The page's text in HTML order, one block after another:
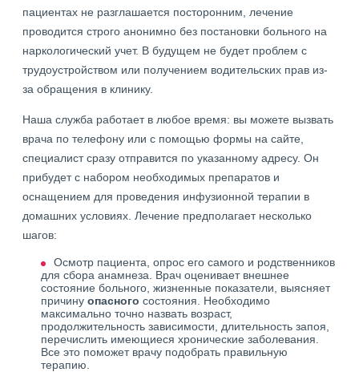
пациентах не разглашается посторонним, лечение
проводится строго анонимно без постановки больного на
наркологический учет. В будущем не будет проблем с
трудоустройством или получением водительских прав из-
за обращения в клинику.
Наша служба работает в любое время: вы можете вызвать
врача по телефону или с помощью формы на сайте,
специалист сразу отправится по указанному адресу. Он
прибудет с набором необходимых препаратов и
оснащением для проведения инфузионной терапии в
домашних условиях. Лечение предполагает несколько
шагов:
Осмотр пациента, опрос его самого и родственников
для сбора анамнеза. Врач оценивает внешнее
состояние больного, жизненные показатели, выясняет
причину опасного состояния. Необходимо
максимально точно назвать возраст,
продолжительность зависимости, длительность запоя,
перечислить имеющиеся хронические заболевания.
Все это поможет врачу подобрать правильную
терапию.